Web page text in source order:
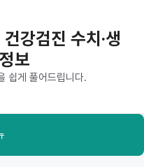
강검진 수치·생
보
쉽게 풀어드립니다.